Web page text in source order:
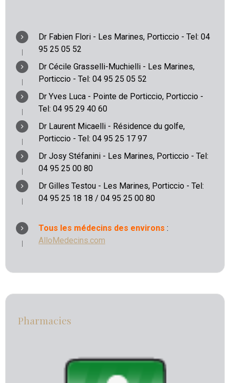
Dr Fabien Flori - Les Marines, Porticcio - Tel: 04
95 25 05 52
Dr Cécile Grasselli-Muchielli - Les Marines,
Porticcio - Tel: 04 95 25 05 52
Dr Yves Luca - Pointe de Porticcio, Porticcio -
Tel: 04 95 29 40 60
Dr Laurent Micaelli - Résidence du golfe,
Porticcio - Tel: 04 95 25 17 97
Dr Josy Stéfanini - Les Marines, Porticcio - Tel:
04 95 25 00 80
Dr Gilles Testou - Les Marines, Porticcio - Tel:
04 95 25 18 18 / 04 95 25 00 80
Tous les médecins des environs :
AlloMedecins.com
Pharmacies